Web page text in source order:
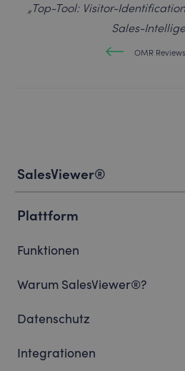
„Top-Tool: Visitor-
Sales-
OMR Reviews
SalesViewer®
Plattform
Funktionen
Warum SalesViewer®?
Datenschutz
Integrationen